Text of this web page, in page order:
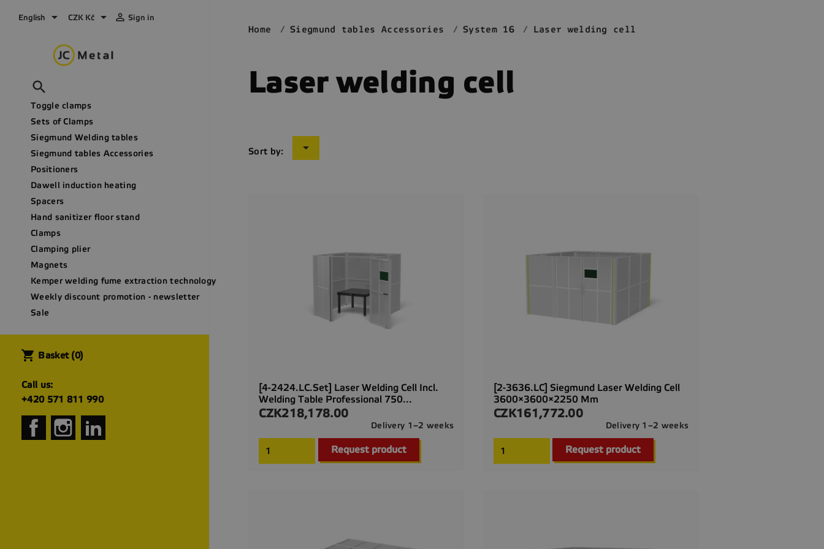
English  CZK Kč   Sign in

Toggle clamps
Sets of Clamps
Siegmund Welding tables
Siegmund tables Accessories
Positioners
Dawell induction heating
Spacers
Hand sanitizer floor stand
Clamps
Clamping plier
Magnets
Kemper welding fume extraction technology
Weekly discount promotion - newsletter
Sale
shopping_cart Basket (0)
Call us:
+420 571 811 990
FacebookInstagram
Home Siegmund tables Accessories System 16 Laser welding cell
Laser welding cell
Sort by: 
[4-2424.LC.Set] Laser Welding Cell Incl.
Welding Table Professional 750...
Price
CZK218,178.00
Delivery 1–2 weeks
Request product
Quick view
[2-3636.LC] Siegmund Laser Welding Cell
3600×3600×2250 Mm
Price
CZK161,772.00
Delivery 1–2 weeks
Request product
Quick view